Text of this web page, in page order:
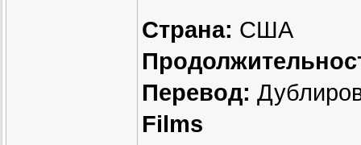
Страна: США
Перевод:
Films